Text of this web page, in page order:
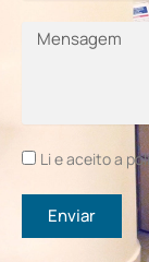
Mensagem
Li e aceito a
Enviar